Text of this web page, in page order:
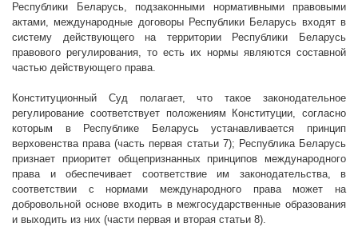
Республики Беларусь, подзаконными нормативными правовыми
актами, международные договоры Республики Беларусь входят в
систему действующего на территории Республики Беларусь
правового регулирования, то есть их нормы являются составной
частью действующего права.
Конституционный Суд полагает, что такое законодательное
регулирование соответствует положениям Конституции, согласно
которым в Республике Беларусь устанавливается принцип
верховенства права (часть первая статьи 7); Республика Беларусь
признает приоритет общепризнанных принципов международного
права и обеспечивает соответствие им законодательства, в
соответствии с нормами международного права может на
добровольной основе входить в межгосударственные образования
и выходить из них (части первая и вторая статьи 8).